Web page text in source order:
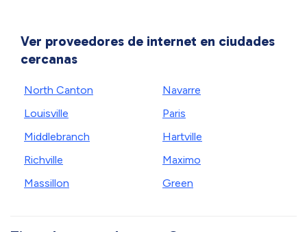
Ver proveedores de internet en ciudades
cercanas
North Canton
Louisville
Middlebranch
Richville
Massillon
Navarre
Paris
Hartville
Maximo
Green